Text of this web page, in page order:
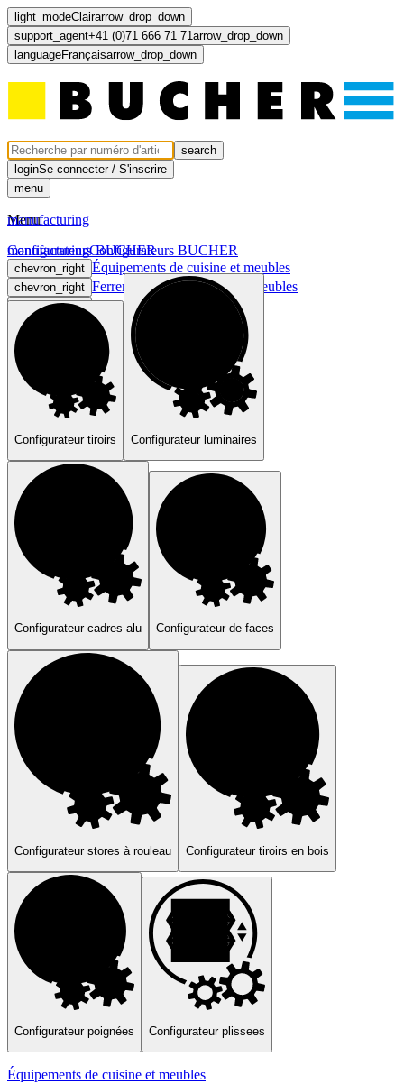
light_modeClairarrow_drop_down
support_agent+41 (0)71 666 71 71arrow_drop_down
languageFrançaisarrow_drop_down
search
loginSe connecter / S'inscrire
menu
Menu
manufacturingConfigurateurs BUCHER
chevron_right Équipements de cuisine et meubles
chevron_right Ferrements pour cuisines et meubles
chevron_right Lumière et électricité
chevron_right Portes et faces
computer light_mode
language
arrow_drop_down
manufacturing
Configurateurs BUCHER
Configurateur tiroirs Configurateur luminaires
Configurateur cadres alu Configurateur de faces
Configurateur stores à rouleau Configurateur tiroirs en bois
Configurateur poignées Configurateur plissees
Équipements de cuisine et meubles